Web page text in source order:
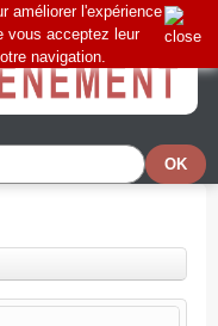
améliorer l'expérience
vous acceptez leur
navigation.